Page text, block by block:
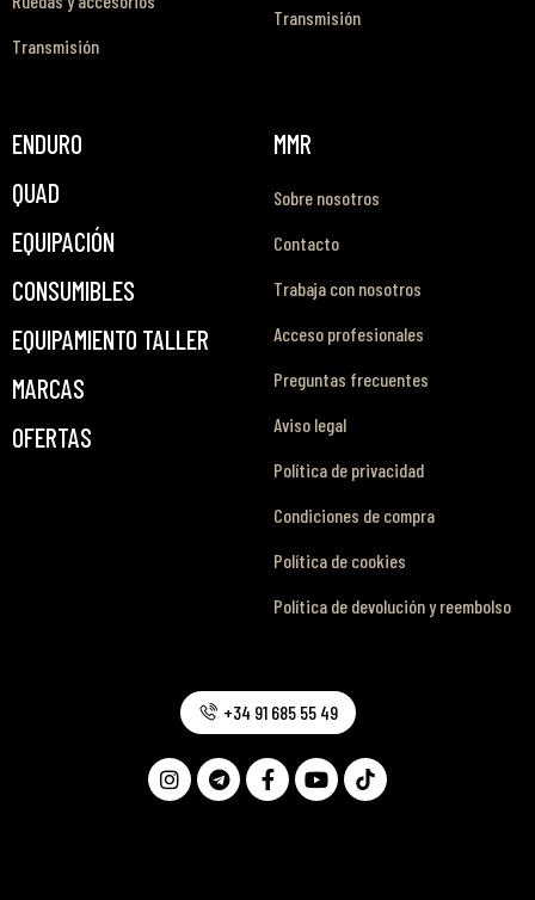
Transmisión
Transmisión
ENDURO
QUAD
EQUIPACIÓN
CONSUMIBLES
EQUIPAMIENTO TALLER
MARCAS
OFERTAS
MMR
Sobre nosotros
Contacto
Trabaja con nosotros
Acceso profesionales
Preguntas frecuentes
Aviso legal
Política de privacidad
Condiciones de compra
Política de cookies
Política de devolución y reembolso
+34 91 685 55 49